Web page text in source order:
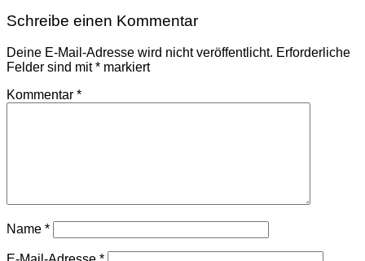
Schreibe einen Kommentar
Deine E-Mail-Adresse wird nicht veröffentlicht. Erforderliche
Felder sind mit* markiert
Kommentar *
Name *